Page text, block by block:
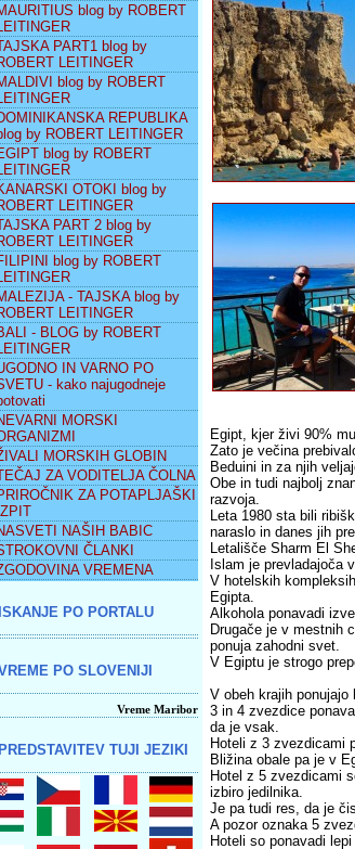
blog by ROBERT
PART1 blog by
LEITINGER
blog by ROBERT
REPUBLIKA
by ROBERT LEITINGER
blog by ROBERT
OTOKI blog by
LEITINGER
PART 2 blog by
LEITINGER
blog by ROBERT
- TAJSKA blog by
LEITINGER
- BLOG by ROBERT
IN VARNO PO
- kako najugodneje
MORSKI
MORSKIH GLOBIN
ZA VODITELJA ČOLNA
ZA POTAPLJAŠKI
IZPIT
NAŠIH BABIC
ČLANKI
VREMENA
ISKANJE PO PORTALU
PO SLOVENIJI
Vreme Maribor
PREDSTAVITEV TUJI JEZIKI
Egipt, kjer živi 90%
Zato je večina
Beduini in za njih
Obe in tudi najbolj
razvoja.
Leta 1980 sta bili
naraslo in danes jih
Letališče Sharm El
Islam je prevladajoča
V hotelskih
Egipta.
Alkohola ponavadi
Drugače je v mestnih
ponuja zahodni svet.
V Egiptu je strogo
V obeh krajih
3 in 4 zvezdice
da je vsak.
Hoteli z 3 zvezdicami
Bližina obale pa je v
Hotel z 5 zvezdicami
izbiro jedilnika.
Je pa tudi res, da je
A pozor oznaka 5
Hoteli so ponavadi